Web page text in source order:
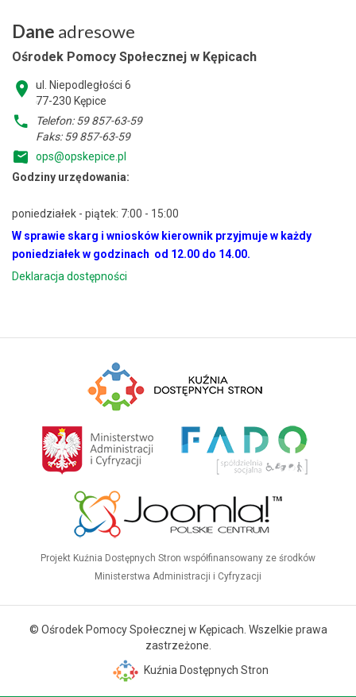
Dane adresowe
Ośrodek Pomocy Społecznej w Kępicach
ul. Niepodległości 6
77-230 Kępice
Telefon: 59 857-63-59
Faks: 59 857-63-59
ops@opskepice.pl
Godziny urzędowania:
poniedziałek - piątek: 7:00 - 15:00
W sprawie skarg i wniosków kierownik przyjmuje w każdy
poniedziałek w godzinach od 12.00 do 14.00.
Deklaracja dostępności
Projekt Kuźnia Dostępnych Stron współfinansowany ze środków
Ministerstwa Administracji i Cyfryzacji
© Ośrodek Pomocy Społecznej w Kępicach. Wszelkie prawa
zastrzeżone.
Kuźnia Dostępnych Stron